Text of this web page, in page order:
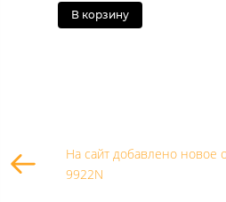
В корзину
На сайт добавлено новое
9922N